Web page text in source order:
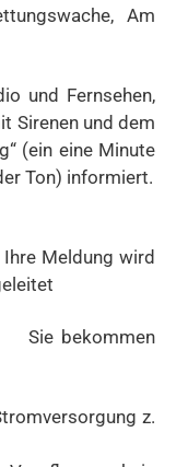
Am
und Fernsehen,
Sirenen und dem
(ein eine Minute
Ton) informiert.
wird
bekommen
z.
Handys,